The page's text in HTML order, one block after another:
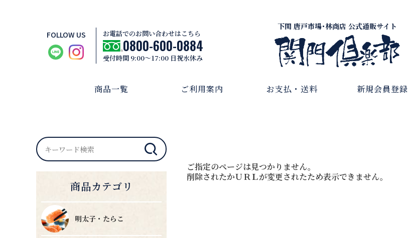
FOLLOW US お電話でのお問い合わせはこちら
0800-600-0884
受付時間 9:00～17:00 日祝水休み
下関 唐戸市場･林商店 公式通販サイト
商品一覧 ご利用案内 お支払・送料 新規会員登録
ご指定のページは見つかりません。
削除されたかＵＲＬが変更されたため表示できません。
商品カテゴリ
明太子・たらこ